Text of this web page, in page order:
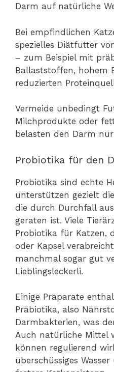
Darm auf natürliche
Bei empfindlichen
spezielles Diätfutter
– zum Beispiel mit
Ballaststoffen, hohem
reduzierten
Vermeide unbedingt
Milchprodukte oder
belasten den Darm
Probiotika für den
Probiotika sind echte
unterstützen gezielt
die durch Durchfall
geraten ist. Viele
Probiotika für Katzen,
oder Kapsel
manchmal sogar gut
Lieblingsleckerli.
Einige Präparate
Präbiotika, also
Darmbakterien, was
Auch natürliche Mittel
können regulierend
überschüssiges